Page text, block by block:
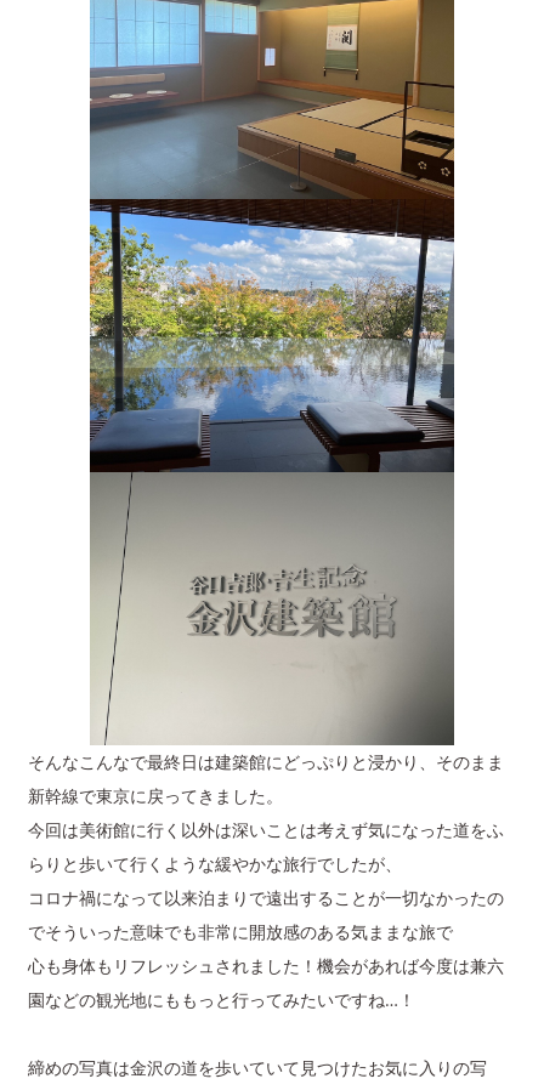
そんなこんなで最終日は建築館にどっぷりと浸かり、そのまま
新幹線で東京に戻ってきました。
今回は美術館に行く以外は深いことは考えず気になった道をふ
らりと歩いて行くような緩やかな旅行でしたが、
コロナ禍になって以来泊まりで遠出することが一切なかったの
でそういった意味でも非常に開放感のある気ままな旅で
心も身体もリフレッシュされました！機会があれば今度は兼六
園などの観光地にももっと行ってみたいですね…！
締めの写真は金沢の道を歩いていて見つけたお気に入りの写